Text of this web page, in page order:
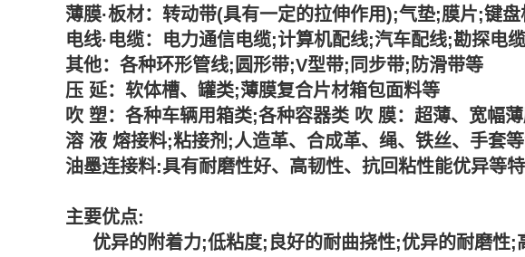
薄膜·板材：转动带(具有一定的拉伸作用);气垫;膜片;键
电线·电缆：电力通信电缆;计算机配线;汽车配线;勘探电
其他：各种环形管线;圆形带;V型带;同步带;防滑带等
压 延：软体槽、罐类;薄膜复合片材箱包面料等
吹 塑：各种车辆用箱类;各种容器类 吹 膜：超薄、宽幅
溶 液 熔接料;粘接剂;人造革、合成革、绳、铁丝、手套
油墨连接料:具有耐磨性好、高韧性、抗回粘性能优异等特
主要优点:
优异的附着力;低粘度;良好的耐曲挠性;优异的耐磨性;